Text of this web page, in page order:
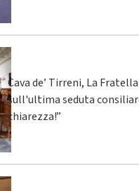
Cava de’ Tirreni, La
sull'ultima seduta
chiarezza!”